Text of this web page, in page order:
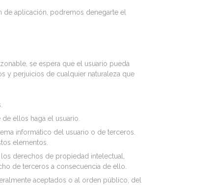
de aplicación, podremos denegarte el
se espera que el usuario pueda
y perjuicios de cualquier naturaleza que
ellos haga el usuario.
informático del usuario o de terceros.
elementos.
derechos de propiedad intelectual,
de terceros a consecuencia de ello.
aceptados o al orden público, del